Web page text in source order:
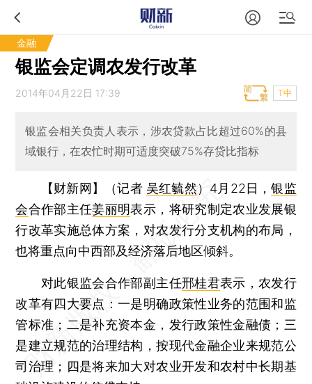
金融
银监会定调农发行改革
2014年04月22日 17:39 T中
银监会相关负责人表示，涉农贷款占比超过60%的县
域银行，在农忙时期可适度突破75%存贷比指标
【财新网】（记者 吴红毓然） 4月22日，银监
会合作部主任姜丽明表示，将研究制定农业发展银
行改革实施总体方案，对农发行分支机构的布局，
也将重点向中西部及经济落后地区倾斜。
对此银监会合作部副主任邢桂君表示，农发行
改革有四大要点：一是明确政策性业务的范围和监
管标准；二是补充资本金，发行政策性金融债；三
是建立规范的治理结构，按现代金融企业来规范公
司治理；四是将来加大对农业开发和农村中长期基